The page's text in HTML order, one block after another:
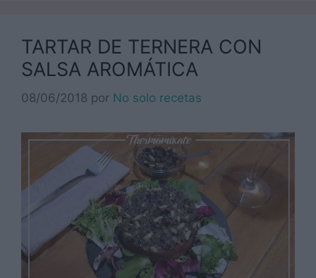
TARTAR DE TERNERA CON
SALSA AROMÁTICA
08/06/2018 por No solo recetas